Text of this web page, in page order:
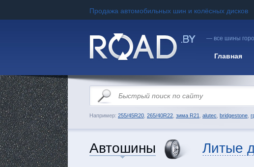
Продажа автомобильных шин и колёсных дисков
— все шины
Главная
Например: 255/45R20 265/40R22 зима R21 alutec bridgestone
Автошины Литые